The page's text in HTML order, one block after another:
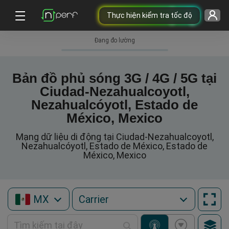
Thực hiện kiểm tra tốc độ
Đang đo lường
Bản đồ phủ sóng 3G / 4G / 5G tại
Ciudad-Nezahualcoyotl,
Nezahualcóyotl, Estado de
México, Mexico
Mạng dữ liệu di động tại Ciudad-Nezahualcoyotl,
Nezahualcóyotl, Estado de México, Estado de
México, Mexico
MX